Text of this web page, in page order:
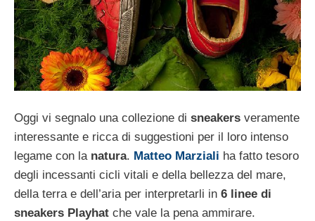
Oggi vi segnalo una collezione di sneakers veramente
interessante e ricca di suggestioni per il loro intenso
legame con la natura. Matteo Marziali ha fatto tesoro
degli incessanti cicli vitali e della bellezza del mare,
della terra e dell’aria per interpretarli in 6 linee di
sneakers Playhat che vale la pena ammirare.